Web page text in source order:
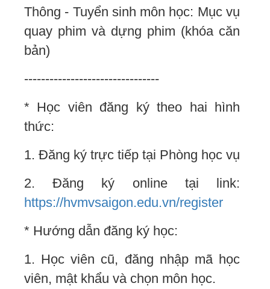
Thông - Tuyển sinh môn học: Mục vụ
quay phim và dựng phim (khóa căn
bản)
--------------------------------
* Học viên đăng ký theo hai hình
thức:
1. Đăng ký trực tiếp tại Phòng học vụ
2. Đăng ký online tại link:
https://hvmvsaigon.edu.vn/register
* Hướng dẫn đăng ký học:
1. Học viên cũ, đăng nhập mã học
viên, mật khẩu và chọn môn học.